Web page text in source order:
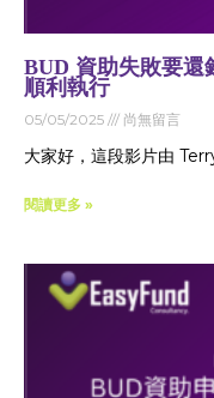
BUD 資助失敗要還
順利執行
05/05/2025 尚無留言
大家好，這段影片由
閱讀更多 »